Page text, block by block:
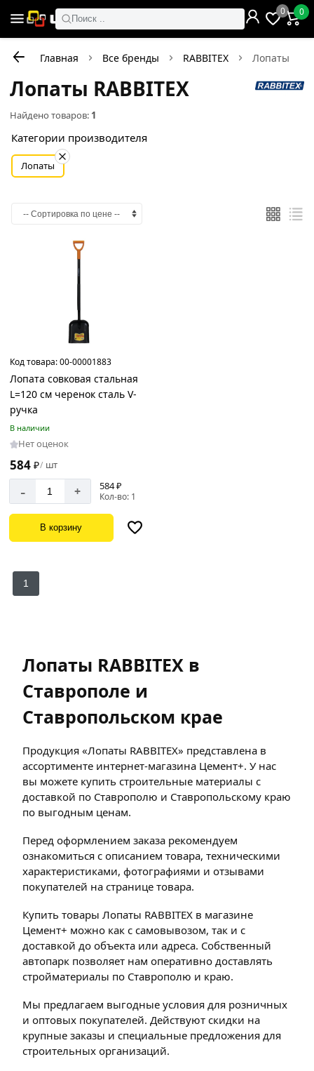
Поиск ..
0 0
Главная Все бренды RABBITEX Лопаты
Лопаты RABBITEX
Найдено товаров: 1
Категории производителя
Лопаты
Код товара:00-00001883
Лопата совковая стальная
L=120 см черенок сталь V-
ручка
В наличии
Нет оценок
584 ₽/ шт
- + 584 ₽
Кол-во: 1
В корзину
1
Лопаты RABBITEX в
Ставрополе и
Ставропольском крае
Продукция «Лопаты RABBITEX» представлена в
ассортименте интернет-магазина Цемент+. У нас
вы можете купить строительные материалы с
доставкой по Ставрополю и Ставропольскому краю
по выгодным ценам.
Перед оформлением заказа рекомендуем
ознакомиться с описанием товара, техническими
характеристиками, фотографиями и отзывами
покупателей на странице товара.
Купить товары Лопаты RABBITEX в магазине
Цемент+ можно как с самовывозом, так и с
доставкой до объекта или адреса. Собственный
автопарк позволяет нам оперативно доставлять
стройматериалы по Ставрополю и краю.
Мы предлагаем выгодные условия для розничных
и оптовых покупателей. Действуют скидки на
крупные заказы и специальные предложения для
строительных организаций.